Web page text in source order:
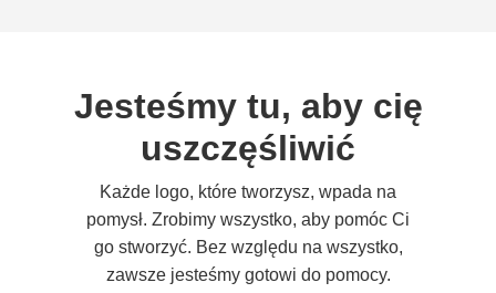
Jesteśmy tu, aby cię
uszczęśliwić
Każde logo, które tworzysz, wpada na
pomysł. Zrobimy wszystko, aby pomóc Ci
go stworzyć. Bez względu na wszystko,
zawsze jesteśmy gotowi do pomocy.